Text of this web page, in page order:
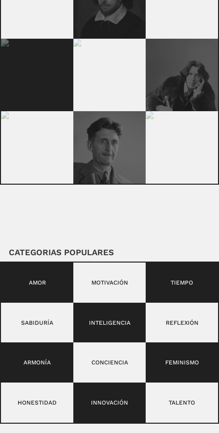
CATEGORIAS POPULARES
AMOR MOTIVACIÓN TIEMPO
SABIDURÍA INTELIGENCIA REFLEXIÓN
ARMONÍA CONCIENCIA FEMINISMO
HONESTIDAD INNOVACIÓN TALENTO